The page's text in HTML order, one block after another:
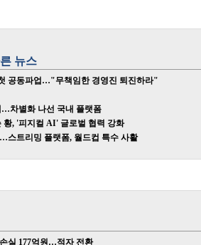
뉴스
공동파업…"무책임한 경영진 퇴진하라"
…차별화 나선 국내 플랫폼
황, '피지컬 AI' 글로벌 협력 강화
스트리밍 플랫폼, 월드컵 특수 사활
실 177억원…적자 전환